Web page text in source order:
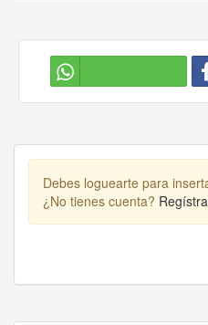
Debes loguearte para
¿No tienes cuenta?